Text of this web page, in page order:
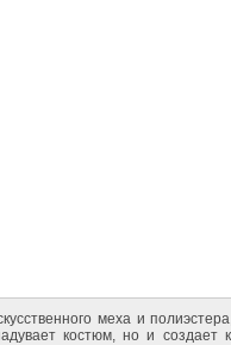
меха и
костюм, но и создает